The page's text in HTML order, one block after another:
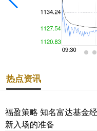
热点资讯
福盈策略 知名富达基金
新入场的准备